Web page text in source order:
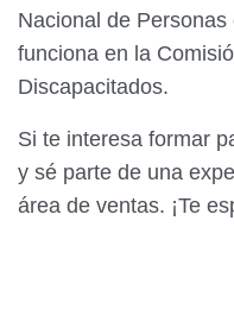
Nacional de
funciona en la
Discapacitados.
Si te interesa formar
y sé parte de una
área de ventas. ¡Te